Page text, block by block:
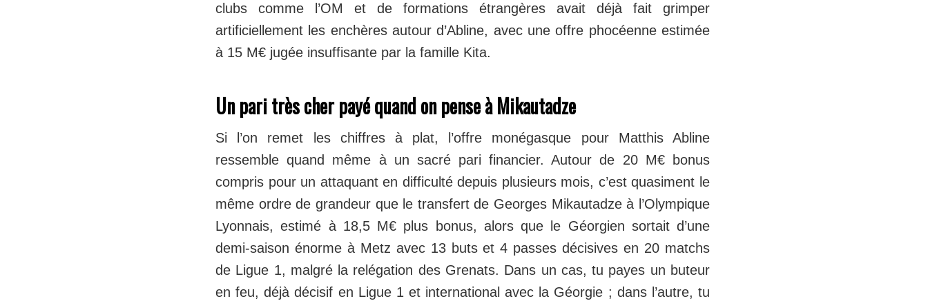
clubs comme l’OM et de formations étrangères avait déjà fait grimper
artificiellement les enchères autour d’Abline, avec une offre phocéenne estimée
à 15 M€ jugée insuffisante par la famille Kita.
Un pari très cher payé quand on pense à Mikautadze
Si l’on remet les chiffres à plat, l’offre monégasque pour Matthis Abline
ressemble quand même à un sacré pari financier. Autour de 20 M€ bonus
compris pour un attaquant en difficulté depuis plusieurs mois, c’est quasiment le
même ordre de grandeur que le transfert de Georges Mikautadze à l’Olympique
Lyonnais, estimé à 18,5 M€ plus bonus, alors que le Géorgien sortait d’une
demi-saison énorme à Metz avec 13 buts et 4 passes décisives en 20 matchs
de Ligue 1, malgré la relégation des Grenats. Dans un cas, tu payes un buteur
en feu, déjà décisif en Ligue 1 et international avec la Géorgie ; dans l’autre, tu